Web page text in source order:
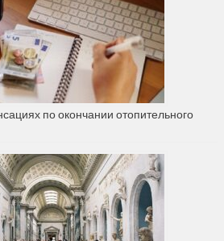
по окончании отопительного